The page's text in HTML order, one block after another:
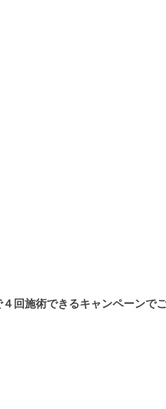
回施術できるキャンペーンで